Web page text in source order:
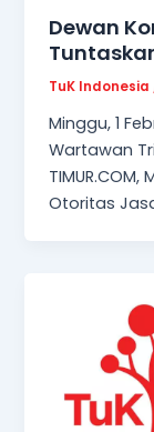
Dewan
TuK Indonesia
Minggu, 1
Wartawan
TIMUR.COM,
Otoritas